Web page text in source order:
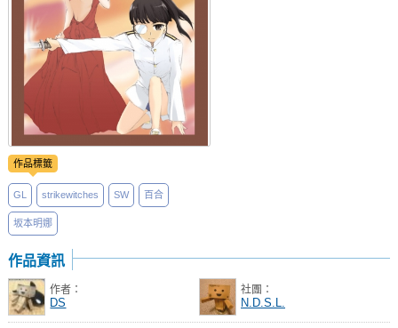
作品標籤
GL strikewitches SW 百合
坂本明娜
作品資訊
作者：
DS
社團：
N.D.S.L.